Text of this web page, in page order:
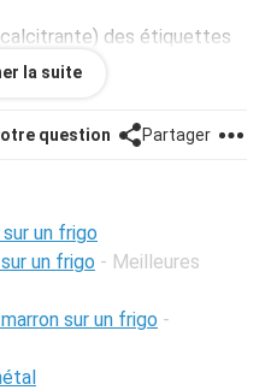
des étiquettes
sur les couvertures des
? Merci
la suite
question Partager
un frigo
un frigo - Meilleures
sur un frigo -